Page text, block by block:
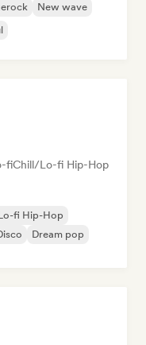
New wave
fiChill/Lo-fi Hip-Hop
fi Hip-Hop
Dream pop